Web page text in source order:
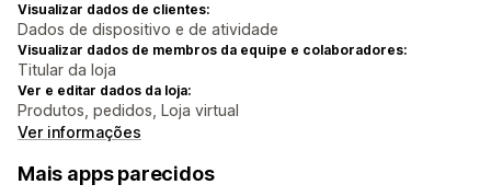
Visualizar dados de clientes:
Dados de dispositivo e de atividade
Visualizar dados de membros da equipe e colaboradores:
Titular da loja
Ver e editar dados da loja:
Produtos, pedidos, Loja virtual
Ver informações
Mais apps parecidos